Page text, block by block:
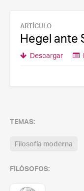
ARTÍCULO
Hegel ante
Descargar
TEMAS:
Filosofía moderna
FILÓSOFOS: